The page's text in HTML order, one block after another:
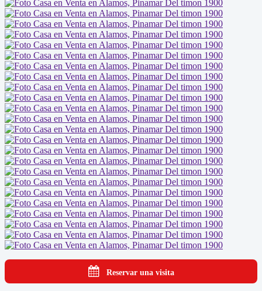
Reservar una visita